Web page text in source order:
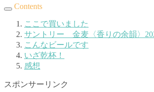
Contents
ここで買いました
サントリー 金麦〈香りの余韻〉
こんなビールです
いざ乾杯！
感想
スポンサーリンク